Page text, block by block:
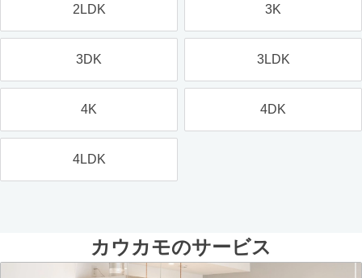
2LDK 3K
3DK 3LDK
4K 4DK
4LDK
カウカモのサービス